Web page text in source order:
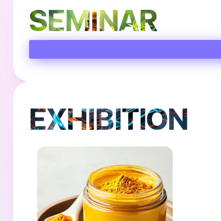
SEMINAR
EXHIBITION